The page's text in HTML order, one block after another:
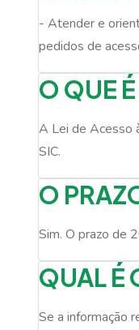
- Atender e
pedidos de
O QUE
A Lei de Acesso
SIC.
O
Sim. O prazo de
QUAL É
Se a informação